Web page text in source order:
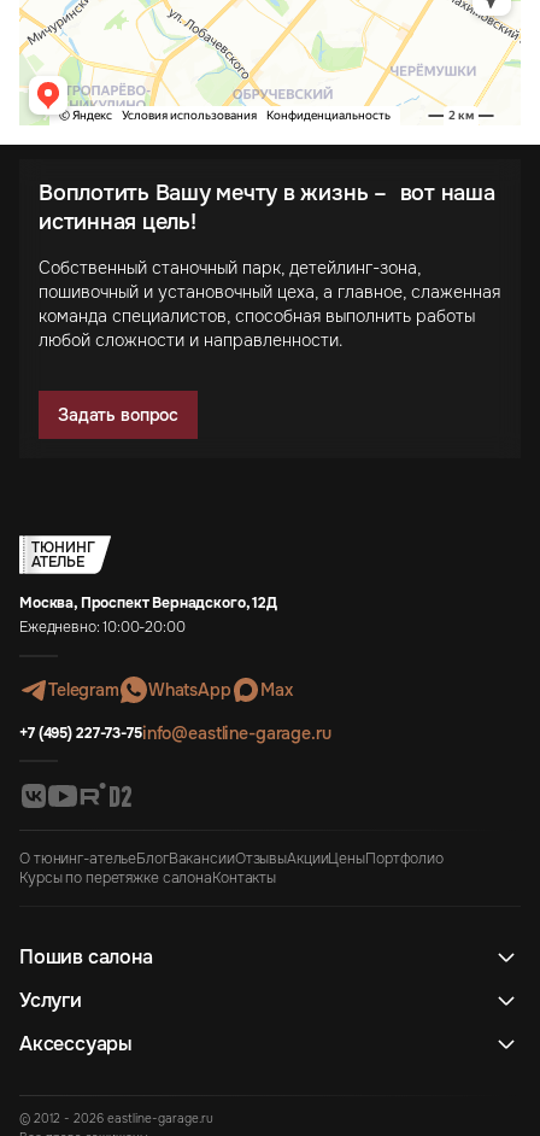
Воплотить Вашу мечту в жизнь – вот наша
истинная цель!
Собственный станочный парк, детейлинг-зона,
пошивочный и установочный цеха, а главное, слаженная
команда специалистов, способная выполнить работы
любой сложности и направленности.
Задать вопрос
ТЮНИНГ
АТЕЛЬЕ
Москва, Проспект Вернадского, 12Д
Ежедневно: 10:00-20:00
Telegram WhatsApp Max
+7 (495) 227-73-75info@eastline-garage.ru
О тюнинг-ательеБлогВакансииОтзывыАкцииЦеныПортфолио
Курсы по перетяжке салонаКонтакты
Пошив салона
Услуги
Аксессуары
© 2012 - 2026 eastline-garage.ru